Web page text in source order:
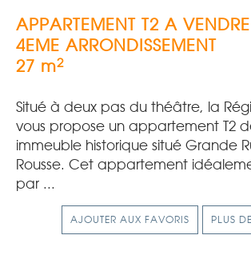
APPARTEMENT T2 A VENDRE
4EME ARRONDISSEMENT
27 m2
Situé à deux pas du théâtre, la
vous propose un appartement T2
immeuble historique situé Grande
Rousse. Cet appartement
par ...
AJOUTER AUX FAVORIS PLUS